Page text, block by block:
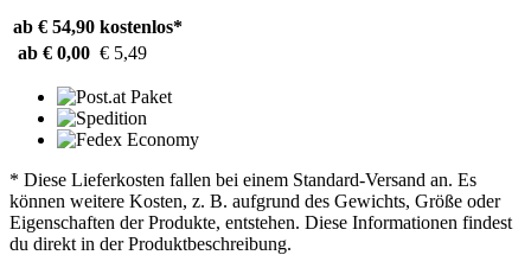
ab € 54,90 kostenlos*
ab € 0,00 € 5,49
* Diese Lieferkosten fallen bei einem Standard-Versand an. Es
können weitere Kosten, z. B. aufgrund des Gewichts, Größe oder
Eigenschaften der Produkte, entstehen. Diese Informationen findest
du direkt in der Produktbeschreibung.